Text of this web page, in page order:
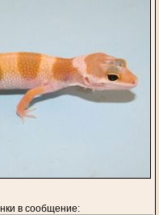
в сообщение: